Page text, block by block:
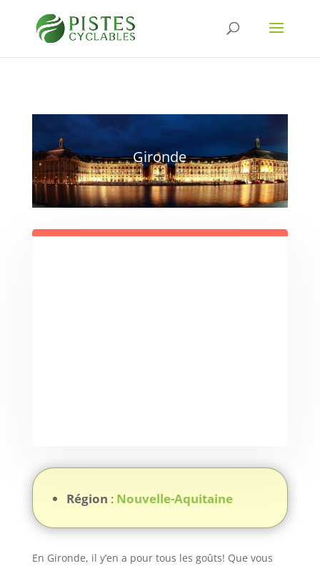
Gironde
Région : Nouvelle-Aquitaine
En Gironde, il y’en a pour tous les goûts! Que vous